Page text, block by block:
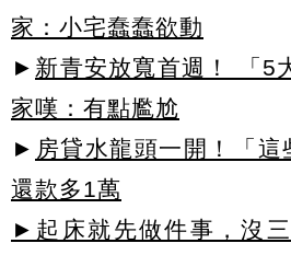
家：小宅蠢蠢欲動
► 新青安放寬首週！ 「5
家嘆：有點尷尬
► 房貸水龍頭一開！「這
還款多1萬
►起床就先做件事，沒